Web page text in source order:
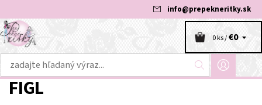
info@prepekneritky.sk
0 ks /€0
FIGL